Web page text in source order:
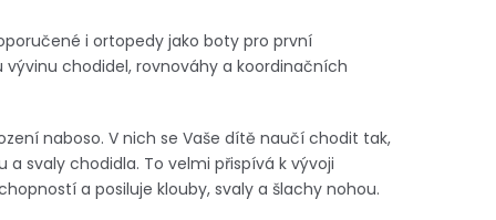
i ortopedy jako boty pro první
vývinu chodidel, rovnováhy a koordinačních
naboso. V nich se Vaše dítě naučí chodit tak,
a svaly chodidla. To velmi přispívá k vývoji
a posiluje klouby, svaly a šlachy nohou.